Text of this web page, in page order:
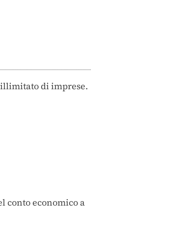
di imprese.
conto economico a